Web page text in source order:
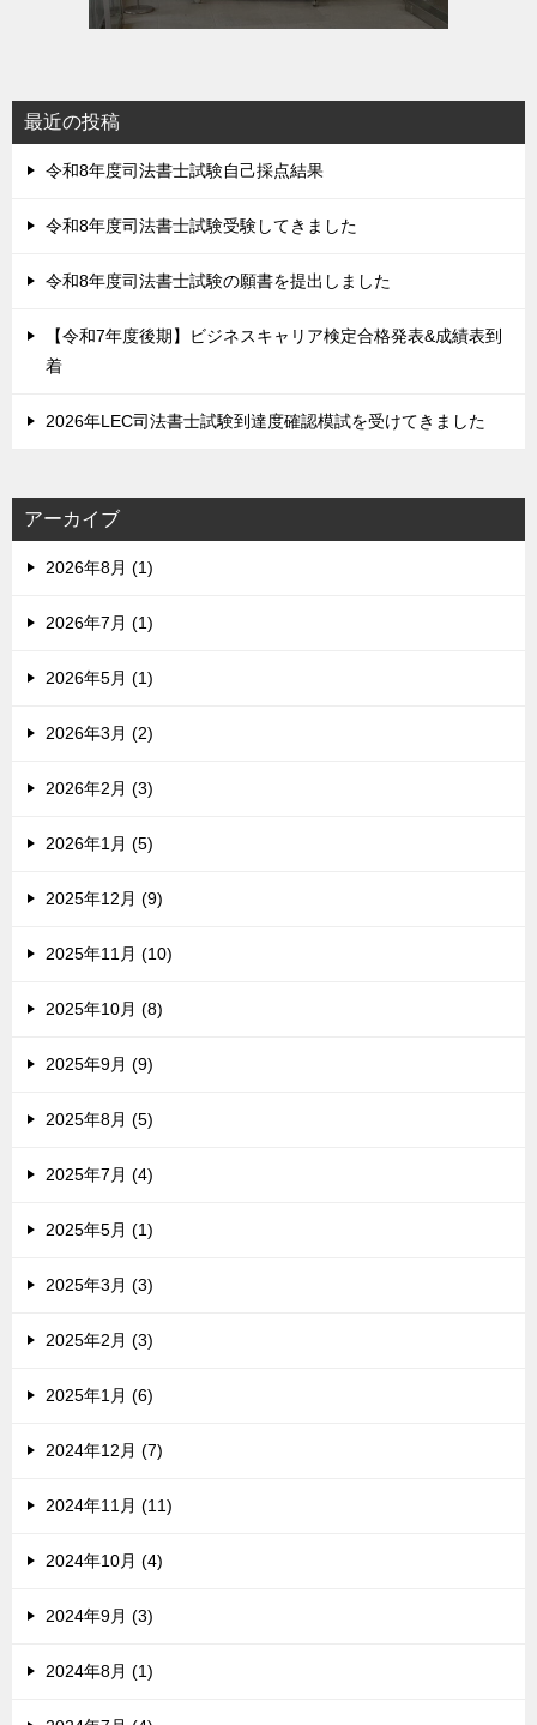
最近の投稿
令和8年度司法書士試験自己採点結果
令和8年度司法書士試験受験してきました
令和8年度司法書士試験の願書を提出しました
【令和7年度後期】ビジネスキャリア検定合格発表&成績表到
着
2026年LEC司法書士試験到達度確認模試を受けてきました
アーカイブ
2026年8月 (1)
2026年7月 (1)
2026年5月 (1)
2026年3月 (2)
2026年2月 (3)
2026年1月 (5)
2025年12月 (9)
2025年11月 (10)
2025年10月 (8)
2025年9月 (9)
2025年8月 (5)
2025年7月 (4)
2025年5月 (1)
2025年3月 (3)
2025年2月 (3)
2025年1月 (6)
2024年12月 (7)
2024年11月 (11)
2024年10月 (4)
2024年9月 (3)
2024年8月 (1)